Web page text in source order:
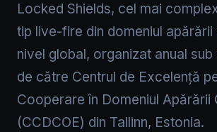
Locked Shields, cel mai
tip live-fire din domeniul
nivel global, organizat anual sub
de către Centrul de Excelență
Cooperare în Domeniul Apărării
(CCDCOE) din Tallinn, Estonia.